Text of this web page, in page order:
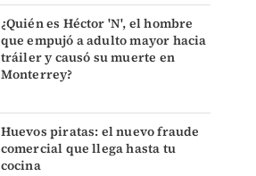
¿Quién es Héctor 'N', el hombre
que empujó a adulto mayor hacia
tráiler y causó su muerte en
Monterrey?
Huevos piratas: el nuevo fraude
comercial que llega hasta tu
cocina